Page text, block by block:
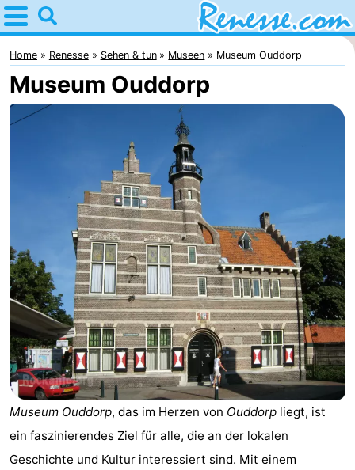
Home
Renesse
Tipps
Für
Appartements
Port
Greve
-
Zeeuwse
Kust
Campingplätze
Ferienhäuser
-
Buitenheem
-
De
-
Home Renesse Sehen & tun Museen Museum Ouddorp
Museum Ouddorp
Museum Ouddorp, das im Herzen von Ouddorp liegt, ist
ein faszinierendes Ziel für alle, die an der lokalen
Geschichte und Kultur interessiert sind. Mit einem